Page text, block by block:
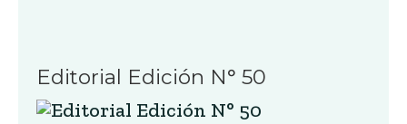
Editorial Edición N° 50